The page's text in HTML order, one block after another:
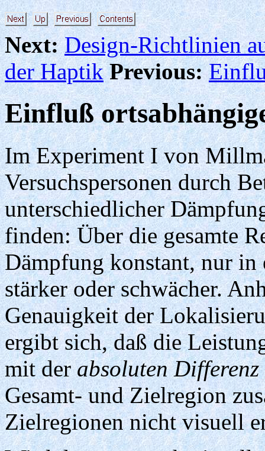
Next: Design-Richtlinien
der Haptik Previous:
Einfluß
Im Experiment I von
Versuchspersonen durch
unterschiedlicher
finden: Über die gesamte
Dämpfung konstant, nur
stärker oder schwächer.
Genauigkeit der
ergibt sich, daß die
mit derabsoluten
Gesamt- und Zielregion
Zielregionen nicht visuell